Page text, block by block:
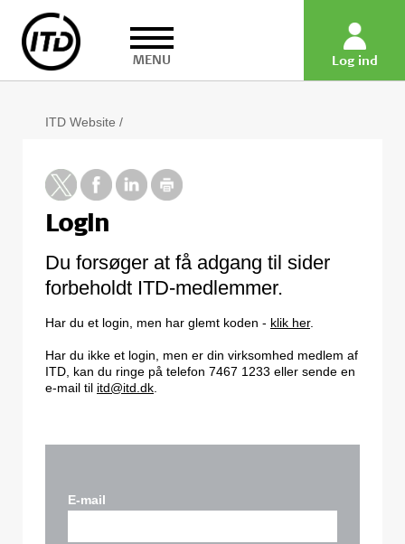
MENU Log ind
ITD Website /
Login
Du forsøger at få adgang til sider
forbeholdt ITD-medlemmer.
Har du et login, men har glemt koden - klik her.
Har du ikke et login, men er din virksomhed medlem af
ITD, kan du ringe på telefon 7467 1233 eller sende en
e-mail til itd@itd.dk
E-mail